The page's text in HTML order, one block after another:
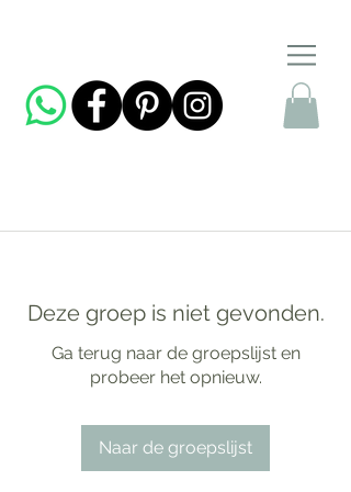
Deze groep is niet gevonden.
Ga terug naar de groepslijst en
probeer het opnieuw.
Naar de groepslijst